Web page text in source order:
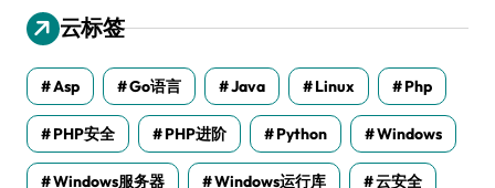
云标签
Asp Go语言 Java Linux Php
PHP安全 PHP进阶 Python Windows
Windows服务器 Windows运行库 云安全